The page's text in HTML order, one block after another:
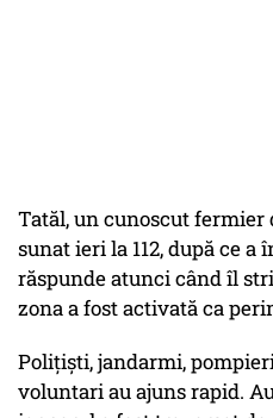
Tatăl, un cunoscut fermier
sunat ieri la 112, după ce
răspunde atunci când îl
zona a fost activată ca
Polițiști, jandarmi,
voluntari au ajuns rapid.